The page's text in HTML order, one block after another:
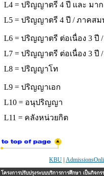
L4 = ปริญญาตรี 4 ปี และ มา
L5 = ปริญญาตรี 4 ปี / ภาคส
L6 = ปริญญาตรี ต่อเนื่อง 3 ปี
L7 = ปริญญาตรี ต่อเนื่อง 3 ปี
L8 = ปริญญาโท
L9 = ปริญญาเอก
L10 = อนุปริญญา
L11 = คลังหน่วยกิต
KBU
โครงการปรับปรุงระบบบริการการศึกษา เป็นกิ